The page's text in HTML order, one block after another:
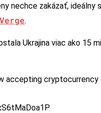
nechce zakázať, ideálny
.
Ukrajina viac ako 15
accepting cryptocurrency